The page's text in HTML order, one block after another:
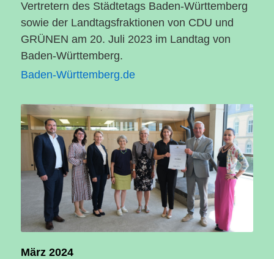
Vertretern des Städtetags Baden-Württemberg
sowie der Landtagsfraktionen von CDU und
GRÜNEN am 20. Juli 2023 im Landtag von
Baden-Württemberg.
Baden-Württemberg.de
März 2024